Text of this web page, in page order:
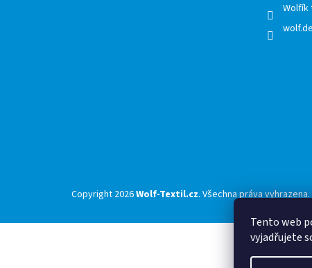
Tento web
vyjadřujete
Wolfík
Copyright 2026Wolf-Textil.cz. Všechna práva vyhrazena.